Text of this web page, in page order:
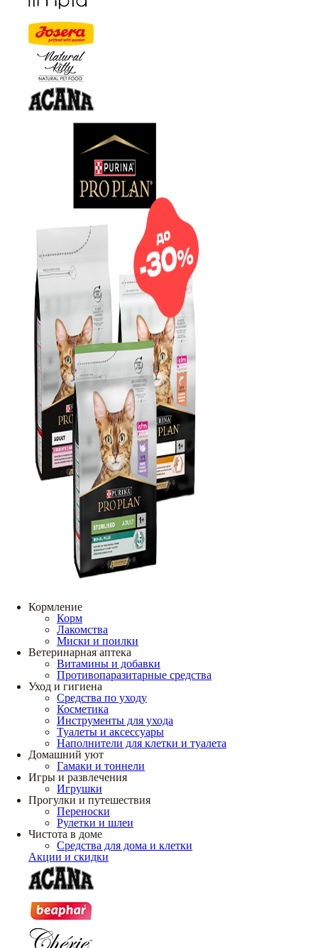
Кормление
Корм
Лакомства
Миски и поилки
Ветеринарная аптека
Витамины и добавки
Противопаразитарные средства
Уход и гигиена
Средства по уходу
Косметика
Инструменты для ухода
Туалеты и аксессуары
Наполнители для клетки и туалета
Домашний уют
Гамаки и тоннели
Игры и развлечения
Игрушки
Прогулки и путешествия
Переноски
Рулетки и шлеи
Чистота в доме
Средства для дома и клетки
Акции и скидки